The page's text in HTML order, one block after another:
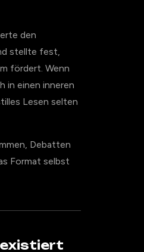
den
stellte fest,
fördert. Wenn
in einen inneren
Lesen selten
Debatten
Format selbst
existiert